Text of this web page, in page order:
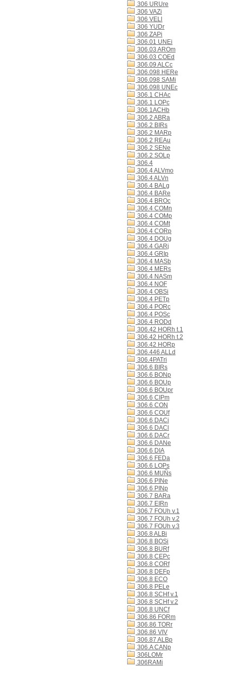
306 URUre
306 VAZi
306 VELl
306 YUDr
306 ZAPi
306.01 UNEi
306.03 AROm
306.03 COEd
306.09 ALCc
306.098 HERe
306.098 SAMi
306.098 UNEc
306.1 CHAc
306.1 LOPc
306.1ACHb
306.2 ABRa
306.2 BIRs
306.2 MARp
306.2 REAu
306.2 SENe
306.2 SOLp
306.4
306.4 ALVmo
306.4 ALVn
306.4 BALg
306.4 BARe
306.4 BROc
306.4 COMn
306.4 COMp
306.4 COMt
306.4 CORp
306.4 DOUg
306.4 GARj
306.4 GRIp
306.4 MASb
306.4 MERs
306.4 NASm
306.4 NOF
306.4 OBSi
306.4 PETp
306.4 PORc
306.4 POSc
306.4 RODd
306.42 HORh t.1
306.42 HORh t.2
306.42 HORp
306.446 ALLd
306.4PATri
306.6 BIRs
306.6 BONp
306.6 BOUp
306.6 BOUpr
306.6 CIPm
306.6 CON
306.6 COUf
306.6 DACi
306.6 DACl
306.6 DACr
306.6 DANe
306.6 DIA
306.6 FEDa
306.6 LOPs
306.6 MUÑs
306.6 PINe
306.6 PINp
306.7 BARa
306.7 EIRn
306.7 FOUh v.1
306.7 FOUh v.2
306.7 FOUh v.3
306.8 ALBi
306.8 BOSi
306.8 BURf
306.8 CEPc
306.8 CORf
306.8 DEFp
306.8 ECO
306.8 PELe
306.8 SCHf v.1
306.8 SCHf v.2
306.8 UNCf
306.86 FORm
306.86 TORr
306.86 VIV
306.87 ALBp
306.A CANp
306LOMr
306RAMi